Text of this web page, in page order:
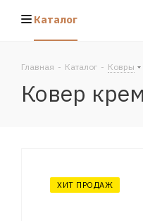
Каталог
Главная - Каталог - Ковры
Ковер
ХИТ ПРОДАЖ